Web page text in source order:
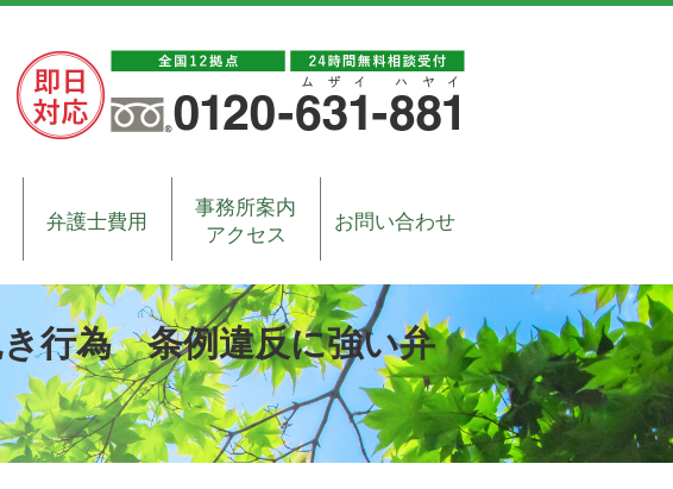
弁護士費用
事務所案内
アクセス
お問い合わせ
き行為 条例違反に強い弁